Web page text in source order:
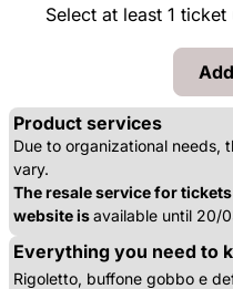
Select at least 1
Product services
Due to organizational needs,
vary.
The resale service for
website isavailable until 20/
Everything you need to
Rigoletto, buffone gobbo e